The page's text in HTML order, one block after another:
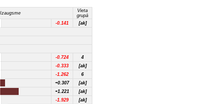
Izaugsme
Vieta
grupā
-0.141 [ak]
-0.724 4
-0.333 [ak]
-1.262 6
+0.307 [ak]
+1.221 [ak]
-1.929 [ak]